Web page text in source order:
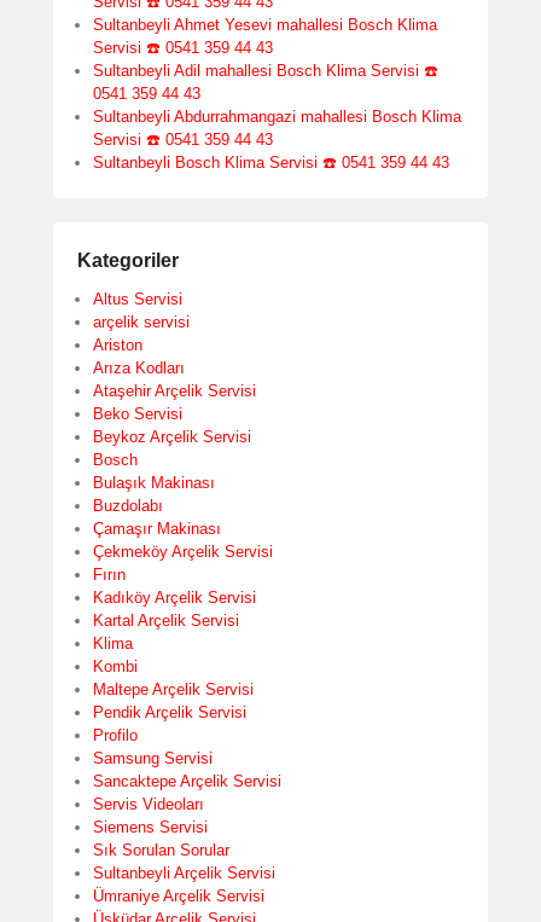
Sultanbeyli Ahmet Yesevi mahallesi Bosch Klima
Servisi ☎️ 0541 359 44 43
Sultanbeyli Adil mahallesi Bosch Klima Servisi ☎️
0541 359 44 43
Sultanbeyli Abdurrahmangazi mahallesi Bosch Klima
Servisi ☎️ 0541 359 44 43
Sultanbeyli Bosch Klima Servisi ☎️ 0541 359 44 43
Kategoriler
Altus Servisi
arçelik servisi
Ariston
Arıza Kodları
Ataşehir Arçelik Servisi
Beko Servisi
Beykoz Arçelik Servisi
Bosch
Bulaşık Makinası
Buzdolabı
Çamaşır Makinası
Çekmeköy Arçelik Servisi
Fırın
Kadıköy Arçelik Servisi
Kartal Arçelik Servisi
Klima
Kombi
Maltepe Arçelik Servisi
Pendik Arçelik Servisi
Profilo
Samsung Servisi
Sancaktepe Arçelik Servisi
Servis Videoları
Siemens Servisi
Sık Sorulan Sorular
Sultanbeyli Arçelik Servisi
Ümraniye Arçelik Servisi